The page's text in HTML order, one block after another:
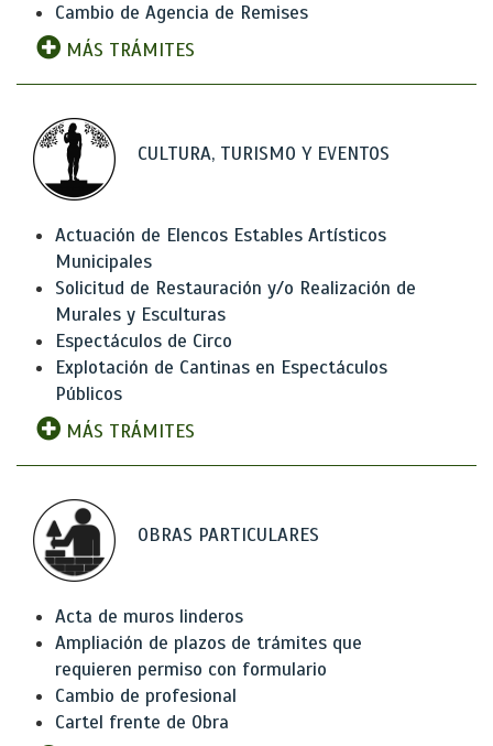
Cambio de Agencia de Remises
MÁS TRÁMITES
CULTURA, TURISMO Y EVENTOS
Actuación de Elencos Estables Artísticos
Municipales
Solicitud de Restauración y/o Realización de
Murales y Esculturas
Espectáculos de Circo
Explotación de Cantinas en Espectáculos
Públicos
MÁS TRÁMITES
OBRAS PARTICULARES
Acta de muros linderos
Ampliación de plazos de trámites que
requieren permiso con formulario
Cambio de profesional
Cartel frente de Obra